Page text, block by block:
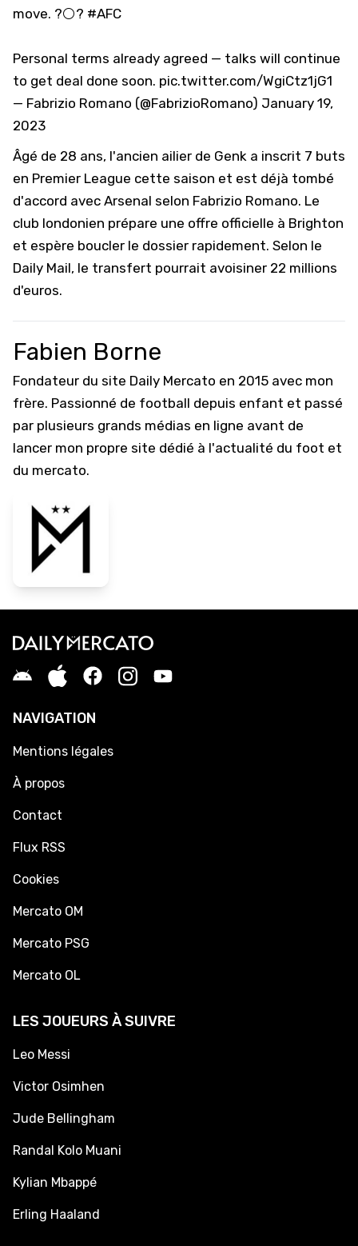
move. ?⚪️? #AFC
Personal terms already agreed — talks will continue
to get deal done soon. pic.twitter.com/WgiCtz1jG1
— Fabrizio Romano (@FabrizioRomano) January 19,
2023
Âgé de 28 ans, l'ancien ailier de Genk a inscrit 7 buts
en Premier League cette saison et est déjà tombé
d'accord avec Arsenal selon Fabrizio Romano. Le
club londonien prépare une offre officielle à Brighton
et espère boucler le dossier rapidement. Selon le
Daily Mail, le transfert pourrait avoisiner 22 millions
d'euros.
Fabien Borne
Fondateur du site Daily Mercato en 2015 avec mon
frère. Passionné de football depuis enfant et passé
par plusieurs grands médias en ligne avant de
lancer mon propre site dédié à l'actualité du foot et
du mercato.
NAVIGATION
Mentions légales
À propos
Contact
Flux RSS
Cookies
Mercato OM
Mercato PSG
Mercato OL
LES JOUEURS À SUIVRE
Leo Messi
Victor Osimhen
Jude Bellingham
Randal Kolo Muani
Kylian Mbappé
Erling Haaland